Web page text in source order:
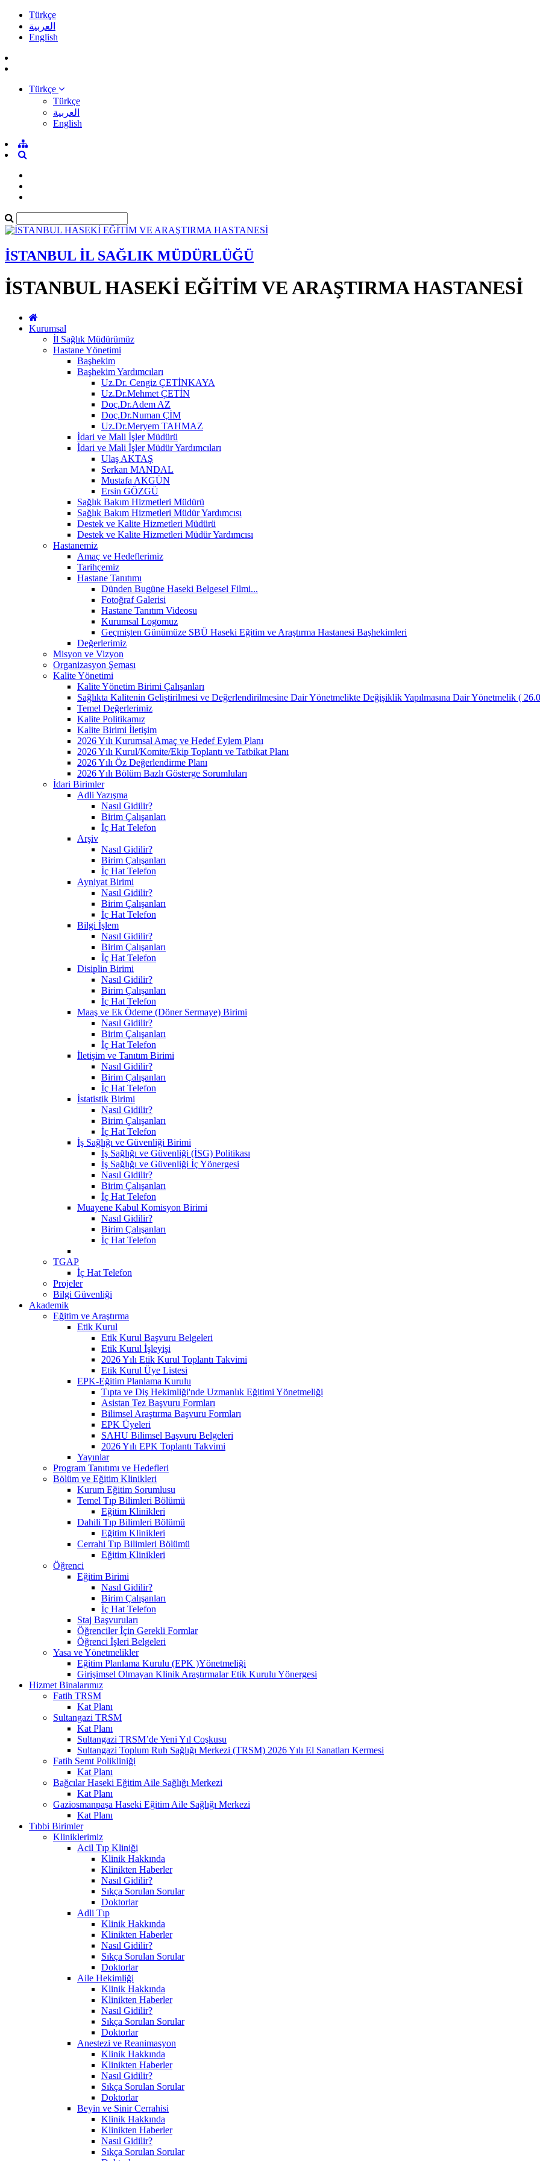
Türkçe
العربية
English
Türkçe
Türkçe
العربية
English
İSTANBUL İL SAĞLIK MÜDÜRLÜĞÜ
İSTANBUL HASEKİ EĞİTİM VE ARAŞTIRMA HASTANESİ
Kurumsal
İl Sağlık Müdürümüz
Hastane Yönetimi
Başhekim
Başhekim Yardımcıları
Uz.Dr. Cengiz ÇETİNKAYA
Uz.Dr.Mehmet ÇETİN
Doç.Dr.Adem AZ
Doç.Dr.Numan ÇİM
Uz.Dr.Meryem TAHMAZ
İdari ve Mali İşler Müdürü
İdari ve Mali İşler Müdür Yardımcıları
Ulaş AKTAŞ
Serkan MANDAL
Mustafa AKGÜN
Ersin GÖZGÜ
Sağlık Bakım Hizmetleri Müdürü
Sağlık Bakım Hizmetleri Müdür Yardımcısı
Destek ve Kalite Hizmetleri Müdürü
Destek ve Kalite Hizmetleri Müdür Yardımcısı
Hastanemiz
Amaç ve Hedeflerimiz
Tarihçemiz
Hastane Tanıtımı
Dünden Bugüne Haseki Belgesel Filmi...
Fotoğraf Galerisi
Hastane Tanıtım Videosu
Kurumsal Logomuz
Geçmişten Günümüze SBÜ Haseki Eğitim ve Araştırma Hastanesi Başhekimleri
Değerlerimiz
Misyon ve Vizyon
Organizasyon Şeması
Kalite Yönetimi
Kalite Yönetim Birimi Çalışanları
Sağlıkta Kalitenin Geliştirilmesi ve Değerlendirilmesine Dair Yönetmelikte Değişiklik Yapılmasına Dair Yönetmelik (
Temel Değerlerimiz
Kalite Politikamız
Kalite Birimi İletişim
2026 Yılı Kurumsal Amaç ve Hedef Eylem Planı
2026 Yılı Kurul/Komite/Ekip Toplantı ve Tatbikat Planı
2026 Yılı Öz Değerlendirme Planı
2026 Yılı Bölüm Bazlı Gösterge Sorumluları
İdari Birimler
Adli Yazışma
Nasıl Gidilir?
Birim Çalışanları
İç Hat Telefon
Arşiv
Nasıl Gidilir?
Birim Çalışanları
İç Hat Telefon
Ayniyat Birimi
Nasıl Gidilir?
Birim Çalışanları
İç Hat Telefon
Bilgi İşlem
Nasıl Gidilir?
Birim Çalışanları
İç Hat Telefon
Disiplin Birimi
Nasıl Gidilir?
Birim Çalışanları
İç Hat Telefon
Maaş ve Ek Ödeme (Döner Sermaye) Birimi
Nasıl Gidilir?
Birim Çalışanları
İç Hat Telefon
İletişim ve Tanıtım Birimi
Nasıl Gidilir?
Birim Çalışanları
İç Hat Telefon
İstatistik Birimi
Nasıl Gidilir?
Birim Çalışanları
İç Hat Telefon
İş Sağlığı ve Güvenliği Birimi
İş Sağlığı ve Güvenliği (İSG) Politikası
İş Sağlığı ve Güvenliği İç Yönergesi
Nasıl Gidilir?
Birim Çalışanları
İç Hat Telefon
Muayene Kabul Komisyon Birimi
Nasıl Gidilir?
Birim Çalışanları
İç Hat Telefon
TGAP
İç Hat Telefon
Projeler
Bilgi Güvenliği
Akademik
Eğitim ve Araştırma
Etik Kurul
Etik Kurul Başvuru Belgeleri
Etik Kurul İşleyişi
2026 Yılı Etik Kurul Toplantı Takvimi
Etik Kurul Üye Listesi
EPK-Eğitim Planlama Kurulu
Tıpta ve Diş Hekimliği'nde Uzmanlık Eğitimi Yönetmeliği
Asistan Tez Başvuru Formları
Bilimsel Araştırma Başvuru Formları
EPK Üyeleri
SAHU Bilimsel Başvuru Belgeleri
2026 Yılı EPK Toplantı Takvimi
Yayınlar
Program Tanıtımı ve Hedefleri
Bölüm ve Eğitim Klinikleri
Kurum Eğitim Sorumlusu
Temel Tıp Bilimleri Bölümü
Eğitim Klinikleri
Dahili Tıp Bilimleri Bölümü
Eğitim Klinikleri
Cerrahi Tıp Bilimleri Bölümü
Eğitim Klinikleri
Öğrenci
Eğitim Birimi
Nasıl Gidilir?
Birim Çalışanları
İç Hat Telefon
Staj Başvuruları
Öğrenciler İçin Gerekli Formlar
Öğrenci İşleri Belgeleri
Yasa ve Yönetmelikler
Eğitim Planlama Kurulu (EPK )Yönetmeliği
Girişimsel Olmayan Klinik Araştırmalar Etik Kurulu Yönergesi
Hizmet Binalarımız
Fatih TRSM
Kat Planı
Sultangazi TRSM
Kat Planı
Sultangazi TRSM’de Yeni Yıl Coşkusu
Sultangazi Toplum Ruh Sağlığı Merkezi (TRSM) 2026 Yılı El Sanatları Kermesi
Fatih Semt Polikliniği
Kat Planı
Bağcılar Haseki Eğitim Aile Sağlığı Merkezi
Kat Planı
Gaziosmanpaşa Haseki Eğitim Aile Sağlığı Merkezi
Kat Planı
Tıbbi Birimler
Kliniklerimiz
Acil Tıp Kliniği
Klinik Hakkında
Klinikten Haberler
Nasıl Gidilir?
Sıkça Sorulan Sorular
Doktorlar
Adli Tıp
Klinik Hakkında
Klinikten Haberler
Nasıl Gidilir?
Sıkça Sorulan Sorular
Doktorlar
Aile Hekimliği
Klinik Hakkında
Klinikten Haberler
Nasıl Gidilir?
Sıkça Sorulan Sorular
Doktorlar
Anestezi ve Reanimasyon
Klinik Hakkında
Klinikten Haberler
Nasıl Gidilir?
Sıkça Sorulan Sorular
Doktorlar
Beyin ve Sinir Cerrahisi
Klinik Hakkında
Klinikten Haberler
Nasıl Gidilir?
Sıkça Sorulan Sorular